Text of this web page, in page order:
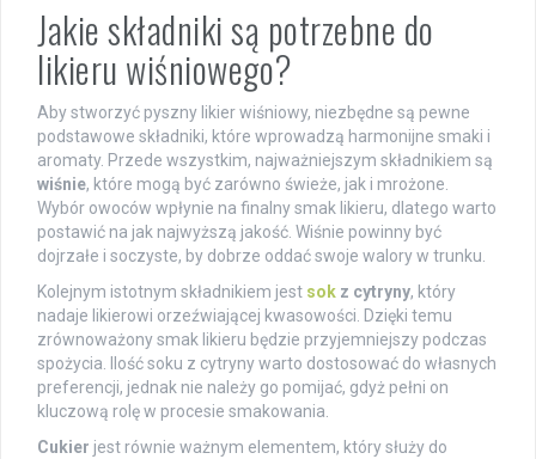
Jakie składniki są potrzebne do
likieru wiśniowego?
Aby stworzyć pyszny likier wiśniowy, niezbędne są pewne
podstawowe składniki, które wprowadzą harmonijne smaki i
aromaty. Przede wszystkim, najważniejszym składnikiem są
wiśnie, które mogą być zarówno świeże, jak i mrożone.
Wybór owoców wpłynie na finalny smak likieru, dlatego warto
postawić na jak najwyższą jakość. Wiśnie powinny być
dojrzałe i soczyste, by dobrze oddać swoje walory w trunku.
Kolejnym istotnym składnikiem jest sok z cytryny, który
nadaje likierowi orzeźwiającej kwasowości. Dzięki temu
zrównoważony smak likieru będzie przyjemniejszy podczas
spożycia. Ilość soku z cytryny warto dostosować do własnych
preferencji, jednak nie należy go pomijać, gdyż pełni on
kluczową rolę w procesie smakowania.
Cukier jest równie ważnym elementem, który służy do